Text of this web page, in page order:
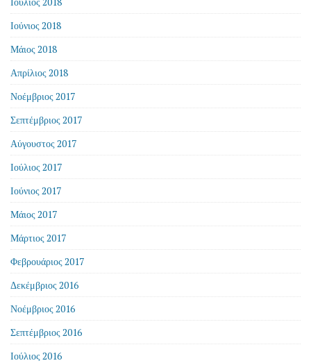
Ιούνιος 2018
Μάιος 2018
Απρίλιος 2018
Νοέμβριος 2017
Σεπτέμβριος 2017
Αύγουστος 2017
Ιούλιος 2017
Ιούνιος 2017
Μάιος 2017
Μάρτιος 2017
Φεβρουάριος 2017
Δεκέμβριος 2016
Νοέμβριος 2016
Σεπτέμβριος 2016
Ιούλιος 2016